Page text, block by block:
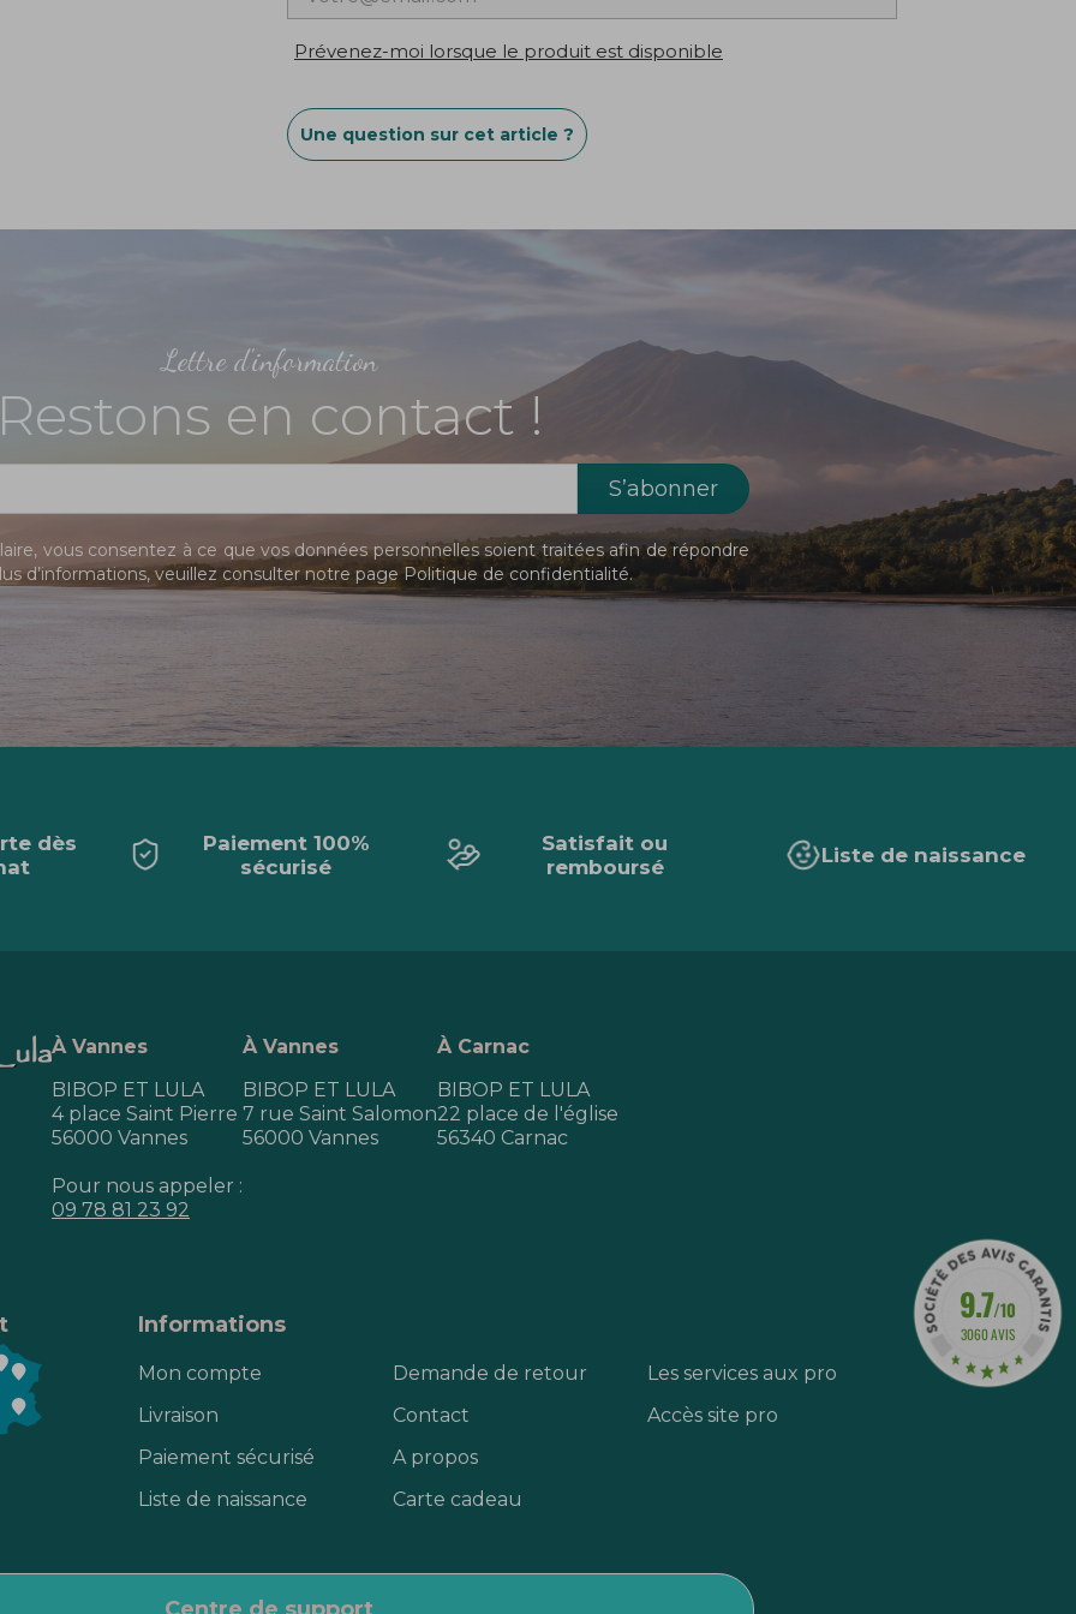
Prévenez-moi lorsque le produit est disponible
Une question sur cet article ?
Lettre d'information
en contact !
vous consentez à ce que vos données personnelles soient traitées afin de répondre
d’informations, veuillez consulter notre pagePolitique de confidentialité.
dès
Paiement 100%
sécurisé
Satisfait ou
remboursé
Liste de naissance
À Vannes
BIBOP ET LULA
4 place Saint Pierre
56000 Vannes
Pour nous appeler :
09 78 81 23 92
À Vannes
BIBOP ET LULA
7 rue Saint Salomon
56000 Vannes
À Carnac
BIBOP ET LULA
22 place de l'église
56340 Carnac
Informations
Mon compte
Livraison
Paiement sécurisé
Liste de naissance
Demande de retour
Contact
A propos
Carte cadeau
Les services aux pro
Accès site pro
centre de support
9.7/10
3060 AVIS